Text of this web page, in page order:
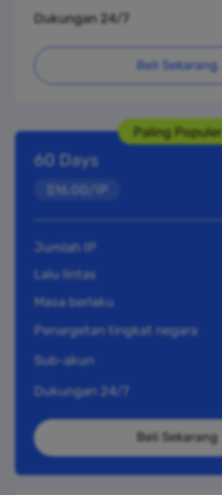
Dukungan 24/7
Beli Sekarang
Paling Populer
60 Days
$16.00/IP
Jumlah IP
Lalu lintas
Masa berlaku
Penargetan tingkat negara
Sub-akun
Dukungan 24/7
Beli Sekarang